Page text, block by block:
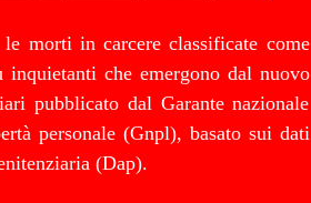
morti in carcere classificate come
inquietanti che emergono dal nuovo
pubblicato dal Garante nazionale
personale (Gnpl), basato sui dati
(Dap).